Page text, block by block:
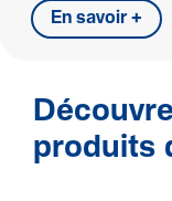
En savoir +
produits